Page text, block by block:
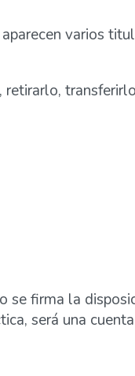
varios
retirarlo,
se firma la
será una cuenta